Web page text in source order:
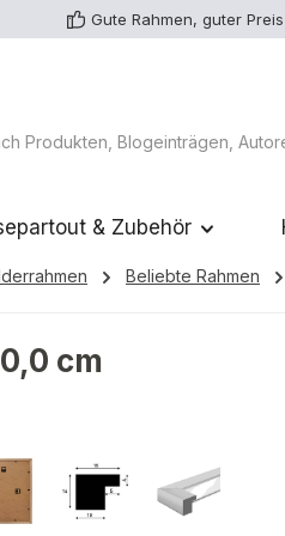
Gute Rahmen, guter
& Zubehör
Beliebte Rahmen
cm